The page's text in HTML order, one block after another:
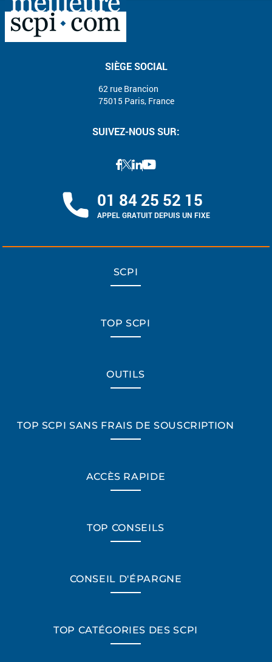
SIÈGE SOCIAL
62 rue Brancion
75015 Paris, France
SUIVEZ-NOUS SUR:
01 84 25 52 15
APPEL GRATUIT DEPUIS UN FIXE
SCPI
TOP SCPI
OUTILS
TOP SCPI SANS FRAIS DE SOUSCRIPTION
ACCÈS RAPIDE
TOP CONSEILS
CONSEIL D'ÉPARGNE
TOP CATÉGORIES DES SCPI